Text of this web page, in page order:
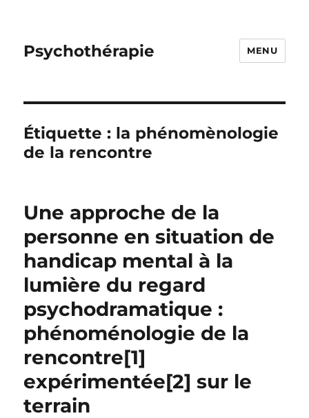
Psychothérapie MENU
Étiquette : la phénomènologie
de la rencontre
Une approche de la
personne en situation de
handicap mental à la
lumière du regard
psychodramatique :
phénoménologie de la
rencontre[1]
expérimentée[2] sur le
terrain